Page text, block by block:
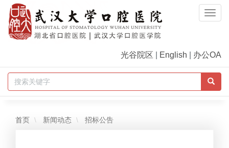
光谷院区 English 办公OA
首页 新闻动态 招标公告